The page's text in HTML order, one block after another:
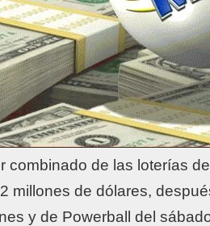
combinado de las loterías de
millones de dólares,
y de Powerball
del